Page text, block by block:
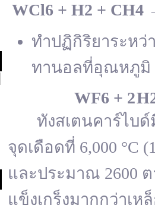
WCl6 + H2 + CH4
ทำปฏิกิริยาระหว่
ทานอลที่อุณหภูมิ
WF6 + 2 H
ทังสเตนคาร์ไบด์มี
จุดเดือดที่ 6,000 °C
และประมาณ 2600
แข็งเกร็งมากกว่าเ